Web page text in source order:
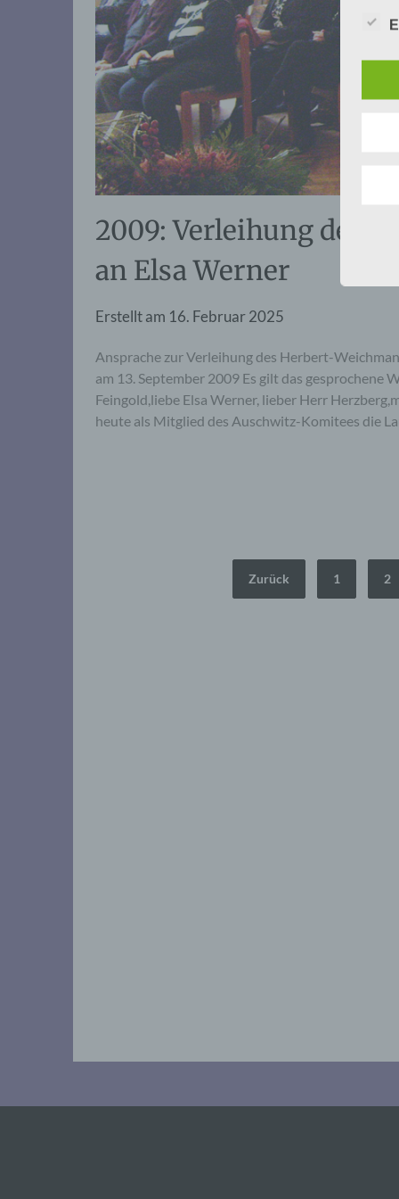
2009: Verleihung der
an Elsa Werner
Erstellt am 16. Februar 2025
Ansprache zur Verleihung des Herbert-
am 13. September 2009 Es gilt das gesprochene
Feingold,liebe Elsa Werner, lieber Herr
heute als Mitglied des Auschwitz-Komitees die
SeitennummerierungZurück 1 2